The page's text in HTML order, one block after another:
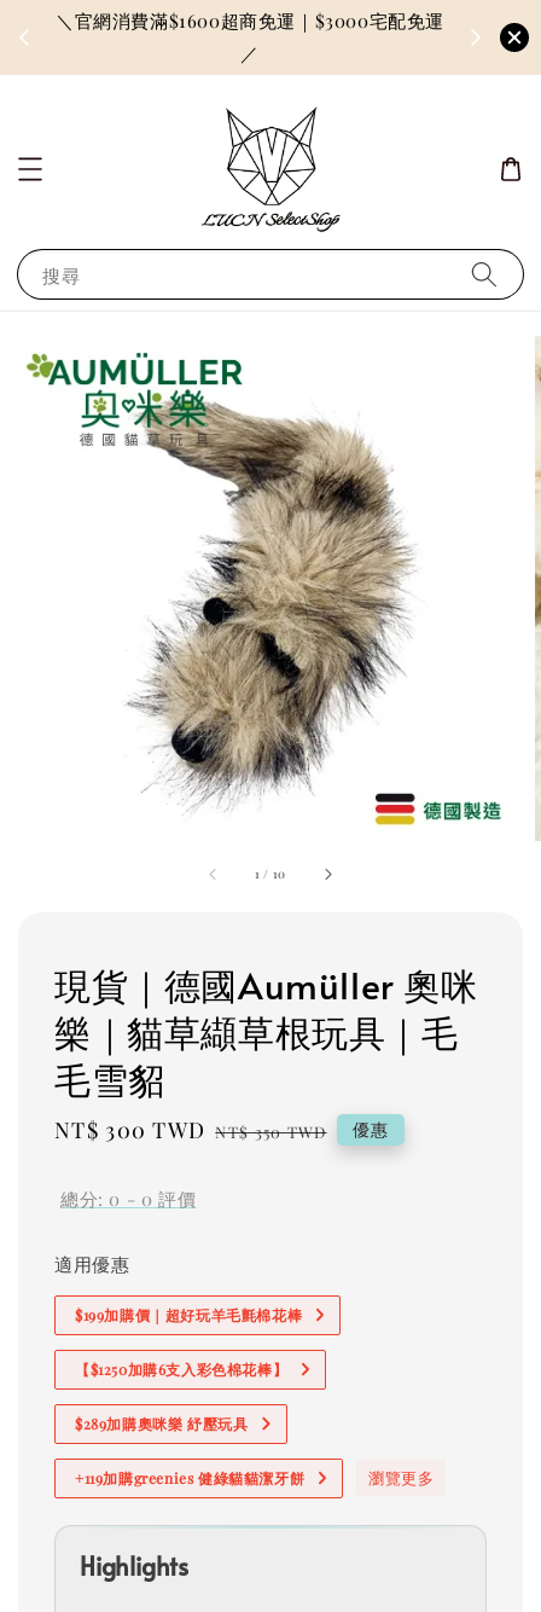
＼官網消費滿$1600超商免運｜$3000宅配免運
／
因訂單
搜尋
1 / 10
現貨｜德國Aumüller 奧咪
樂｜貓草纈草根玩具｜毛
毛雪貂
Sale
NT$ 300 TWD Regular
NT$ 350 TWD 優惠
總分: 0 - 0 評價
適用優惠
$199加購價｜超好玩羊毛氈棉花棒
【$1250加購6支入彩色棉花棒】
$289加購奧咪樂 紓壓玩具
+119加購greenies 健綠貓貓潔牙餅 瀏覽更多
Highlights